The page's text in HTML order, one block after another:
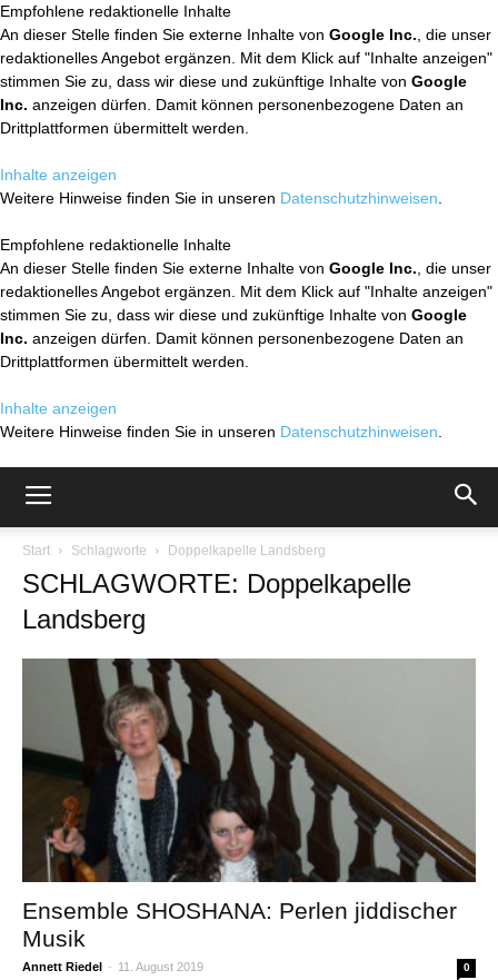
Empfohlene redaktionelle Inhalte
An dieser Stelle finden Sie externe Inhalte von Google Inc. , die unser
redaktionelles Angebot ergänzen. Mit dem Klick auf "Inhalte anzeigen"
stimmen Sie zu, dass wir diese und zukünftige Inhalte von Google
Inc. anzeigen dürfen. Damit können personenbezogene Daten an
Drittplattformen übermittelt werden.
Inhalte anzeigen
Weitere Hinweise finden Sie in unseren Datenschutzhinweisen
Empfohlene redaktionelle Inhalte
An dieser Stelle finden Sie externe Inhalte von Google Inc. , die unser
redaktionelles Angebot ergänzen. Mit dem Klick auf "Inhalte anzeigen"
stimmen Sie zu, dass wir diese und zukünftige Inhalte von Google
Inc. anzeigen dürfen. Damit können personenbezogene Daten an
Drittplattformen übermittelt werden.
Inhalte anzeigen
Weitere Hinweise finden Sie in unseren Datenschutzhinweisen
Start Schlagworte Doppelkapelle Landsberg
SCHLAGWORTE: Doppelkapelle
Landsberg
Ensemble SHOSHANA: Perlen jiddischer
Musik
Annett Riedel - 11. August 2019 0